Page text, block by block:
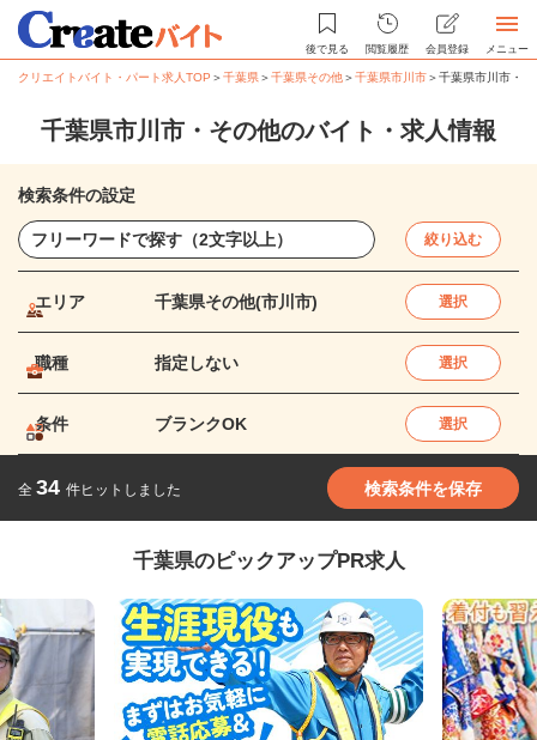
後で見る 閲覧履歴 会員登録 メニュー
クリエイトバイト・パート求人TOP ＞千葉県＞千葉県その他＞千葉県市川市＞千葉県市川市・
千葉県市川市・その他のバイト・求人情報
検索条件の設定
絞り込む
エリア 千葉県その他(市川市) 選択
職種 指定しない 選択
条件 ブランクOK 選択
全 34 件ヒットしました 検索条件を保存
千葉県のピックアップPR求人